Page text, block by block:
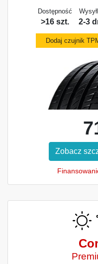
Dostępność
>16 szt. 2-3
Dodaj czujnik
Zobacz